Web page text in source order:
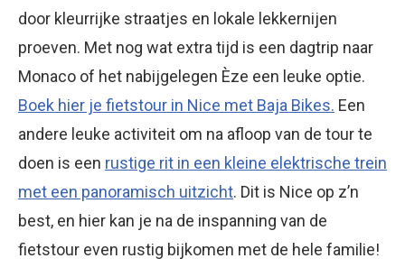
door kleurrijke straatjes en lokale lekkernijen
proeven. Met nog wat extra tijd is een dagtrip naar
Monaco of het nabijgelegen Èze een leuke optie.
Boek hier je fietstour in Nice met Baja Bikes. Een
andere leuke activiteit om na afloop van de tour te
doen is een rustige rit in een kleine elektrische trein
met een panoramisch uitzicht. Dit is Nice op z’n
best, en hier kan je na de inspanning van de
fietstour even rustig bijkomen met de hele familie!